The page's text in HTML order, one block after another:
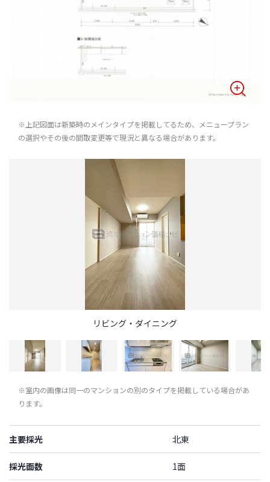
※上記図面は新築時のメインタイプを掲載してるため、メニュープラン
の選択やその後の間取変更等で現況と異なる場合があります。
リビング・ダイニング
※室内の画像は同一のマンションの別のタイプを掲載している場合があ
ります。
主要採光 北東
採光面数 1面